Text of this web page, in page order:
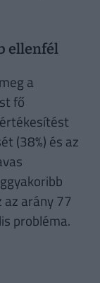
ellenfél
a
fő
(38%) és az
az arány 77
probléma.